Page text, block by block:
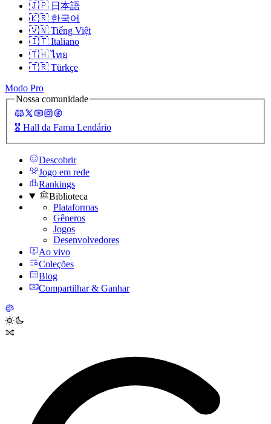
🇯🇵 日本語
🇰🇷 한국어
🇻🇳 Tiếng Việt
🇮🇹 Italiano
🇹🇭 ไทย
🇹🇷 Türkçe
Modo Pro
Nossa comunidade
🎖️ Hall da Fama Lendário
Descobrir
Jogo em rede
Rankings
Biblioteca
Plataformas
Gêneros
Jogos
Desenvolvedores
Ao vivo
Coleções
Blog
Compartilhar & Ganhar